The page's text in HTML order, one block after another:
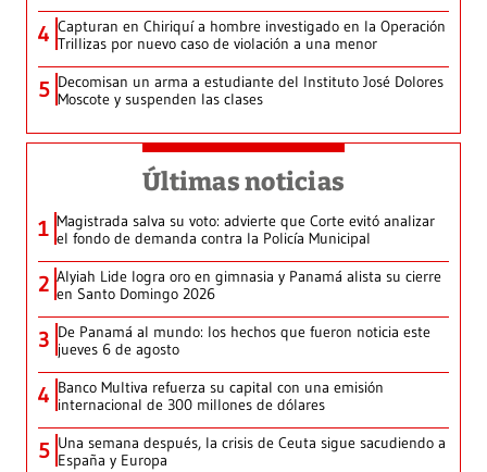
4 Capturan en Chiriquí a hombre investigado en la Operación
Trillizas por nuevo caso de violación a una menor
5 Decomisan un arma a estudiante del Instituto José Dolores
Moscote y suspenden las clases
Últimas noticias
1 Magistrada salva su voto: advierte que Corte evitó analizar
el fondo de demanda contra la Policía Municipal
2 Alyiah Lide logra oro en gimnasia y Panamá alista su cierre
en Santo Domingo 2026
3 De Panamá al mundo: los hechos que fueron noticia este
jueves 6 de agosto
4 Banco Multiva refuerza su capital con una emisión
internacional de 300 millones de dólares
5 Una semana después, la crisis de Ceuta sigue sacudiendo a
España y Europa